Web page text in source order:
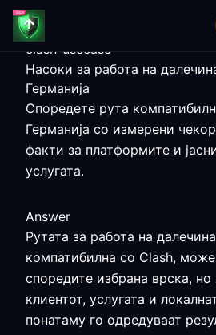
clash-usecase
Насоки за работа на
Германија
Споредете рута
Германија со измерени
факти за платформите и
услугата.
Answer
Рутата за работа на
компатибилна со Clash,
споредите избрана врска, но
клиентот, услугата и
понатаму го одредуваат